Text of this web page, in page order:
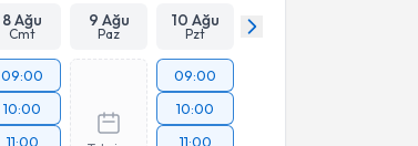
8 Ağu
Cmt
9 Ağu
Paz
10 Ağu
Pzt
09:00
10:00
11:00
09:00
10:00
11:00